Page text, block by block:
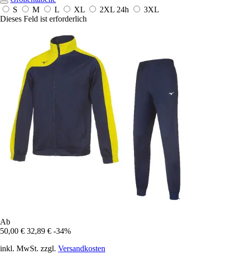
S
M L XL 2XL 24h
3XL
Dieses Feld ist erforderlich
Ab
50,00 € 32,89 € -34%
inkl. MwSt. zzgl. Versandkosten